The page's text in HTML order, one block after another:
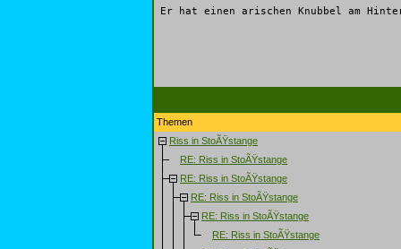
Er hat einen arischen Knubbel am
Themen
Riss in StoÃŸstange
RE: Riss in StoÃŸstange
RE: Riss in StoÃŸstange
RE: Riss in StoÃŸstange
RE: Riss in StoÃŸstange
RE: Riss in StoÃŸstange